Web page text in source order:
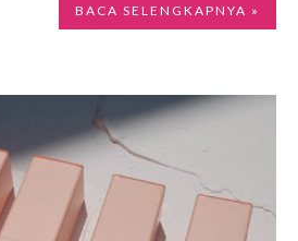
BACA SELENGKAPNYA »